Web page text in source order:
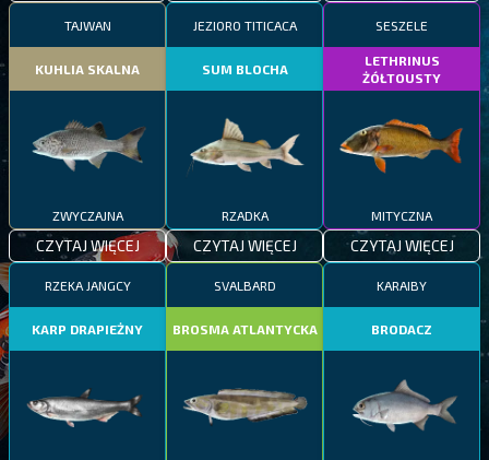
TAJWAN
KUHLIA SKALNA
ZWYCZAJNA
CZYTAJ WIĘCEJ
JEZIORO TITICACA
SUM BLOCHA
RZADKA
CZYTAJ WIĘCEJ
SESZELE
LETHRINUS
ŻÓŁTOUSTY
MITYCZNA
CZYTAJ WIĘCEJ
RZEKA JANGCY
KARP DRAPIEŻNY
SVALBARD
BROSMA ATLANTYCKA
KARAIBY
BRODACZ